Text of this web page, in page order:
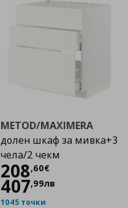
METOD/MAXIMERA
долен шкаф за мивка+3
чела/2 чекм
208,60€
Цена
407,99лв
1045 точки